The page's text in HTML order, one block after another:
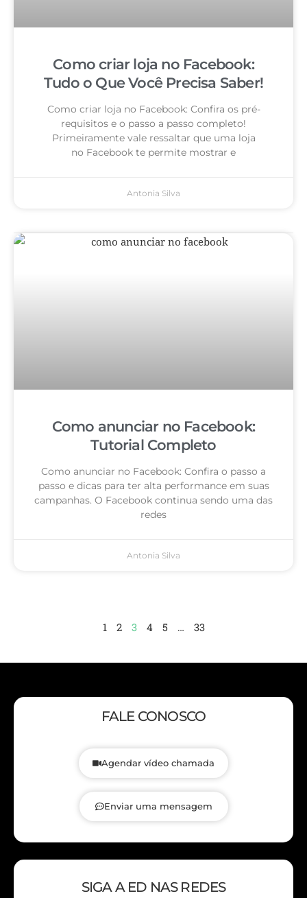
Como criar loja no Facebook:
Tudo o Que Você Precisa Saber!
Como criar loja no Facebook: Confira os pré-
requisitos e o passo a passo completo!
Primeiramente vale ressaltar que uma loja
no Facebook te permite mostrar e
Antonia Silva
Como anunciar no Facebook:
Tutorial Completo
Como anunciar no Facebook: Confira o passo a
passo e dicas para ter alta performance em suas
campanhas. O Facebook continua sendo uma das
redes
Antonia Silva
1 2 3 4 5 … 33
FALE CONOSCO
Agendar vídeo chamada
Enviar uma mensagem
SIGA A ED NAS REDES